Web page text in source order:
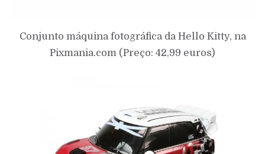
Conjunto máquina fotográfica da Hello Kitty, na
Pixmania.com (Preço: 42,99 euros)